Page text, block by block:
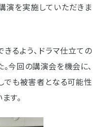
演を実施していただきま
るよう、ドラマ仕立ての
今回の講演会を機会に、
でも被害者となる可能性
す。